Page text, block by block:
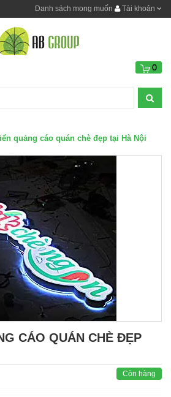
Danh sách mong muốn Tài khoản
0
quảng cáo quán chè đẹp tại Hà Nội
CÁO QUÁN CHÈ ĐẸP
Còn hàng